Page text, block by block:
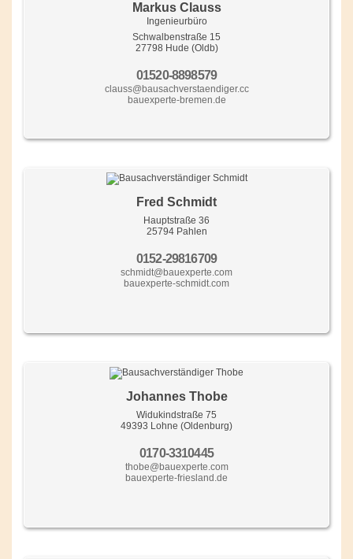
Markus Clauss
Ingenieurbüro
Schwalbenstraße 15
27798 Hude (Oldb)
01520-8898579
clauss@bausachverstaendiger.cc
bauexperte-bremen.de
Fred Schmidt
Hauptstraße 36
25794 Pahlen
0152-29816709
schmidt@bauexperte.com
bauexperte-schmidt.com
Johannes Thobe
Widukindstraße 75
49393 Lohne (Oldenburg)
0170-3310445
thobe@bauexperte.com
bauexperte-friesland.de